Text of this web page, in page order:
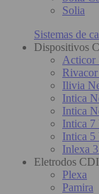
Solia
Sistemas de
Dispositivos
Acticor
Ilivia
Intica
Intica
Intica
Intica
Inlexa
Eletrodos CDI
Plexa
Pamira